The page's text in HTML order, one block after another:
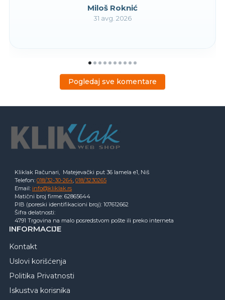
Miloš Roknić
31 avg. 2026
Pogledaj sve komentare
Kliklak Računari, Matejevački put 36 lamela e1, Niš
Telefon: 018/32-30-264, 018/3230265
Email: info@kliklak.rs
Matični broj firme: 62865644
PIB (poreski identifikacioni broj): 107612662
Šifra delatnosti:
4791 Trgovina na malo posredstvom pošte ili preko interneta
INFORMACIJE
Kontakt
Uslovi korišćenja
Politika Privatnosti
Iskustva korisnika